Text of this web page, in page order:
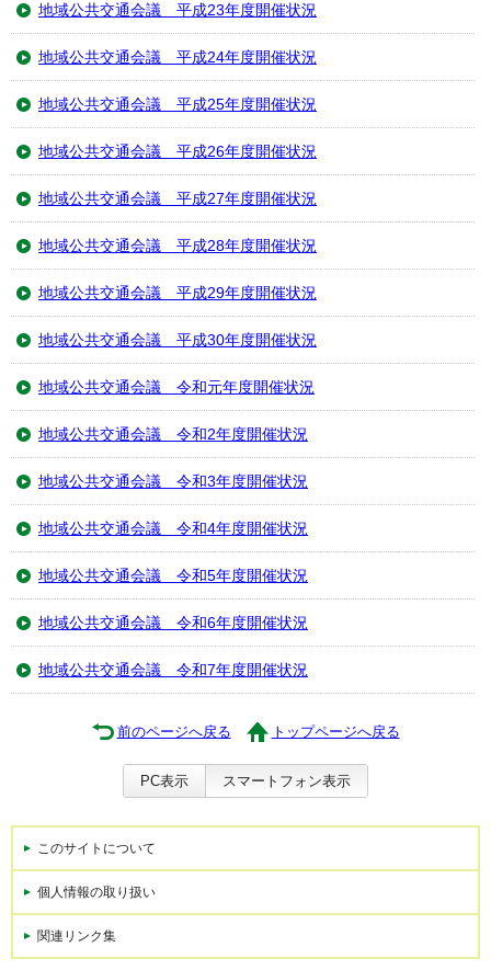
地域公共交通会議 平成23年度開催状況
地域公共交通会議 平成24年度開催状況
地域公共交通会議 平成25年度開催状況
地域公共交通会議 平成26年度開催状況
地域公共交通会議 平成27年度開催状況
地域公共交通会議 平成28年度開催状況
地域公共交通会議 平成29年度開催状況
地域公共交通会議 平成30年度開催状況
地域公共交通会議 令和元年度開催状況
地域公共交通会議 令和2年度開催状況
地域公共交通会議 令和3年度開催状況
地域公共交通会議 令和4年度開催状況
地域公共交通会議 令和5年度開催状況
地域公共交通会議 令和6年度開催状況
地域公共交通会議 令和7年度開催状況
前のページへ戻る トップページへ戻る
PC表示 スマートフォン表示
このサイトについて
個人情報の取り扱い
関連リンク集